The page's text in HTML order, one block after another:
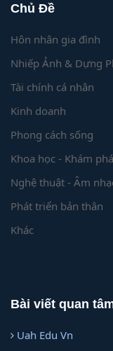
Chủ Đề
Hôn nhân gia đình
Nhiếp Ảnh & Dựng
Tài chính cá nhân
Kinh doanh
Phong cách sống
Khoa học - Khám phá
Nghệ thuật - Âm
Phát triển bản thân
Khác
Bài viết quan
Uah Edu Vn